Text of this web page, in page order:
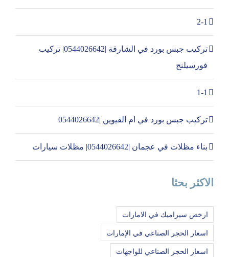
2-1
تركيب جبس بورد في الشارقة |0544026642| تركيب
فورسيلنج
1-1
تركيب جبس بورد في ام القيوين |0544026642
بناء مظلات في عجمان |0544026642| مظلات سيارات
الاكثر بحثا
ارخص سيراميك في الامارات
اسعار الحجر الصناعي في الإمارات
اسعار الحجر الصناعي للواجهات